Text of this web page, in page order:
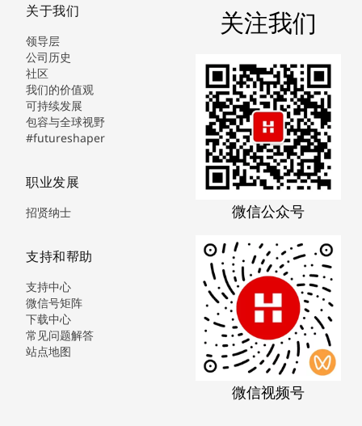
关于我们
领导层
公司历史
社区
我们的价值观
可持续发展
包容与全球视野
#futureshaper
职业发展
招贤纳士
支持和帮助
支持中心
微信号矩阵
下载中心
常见问题解答
站点地图
关注我们
微信公众号
微信视频号